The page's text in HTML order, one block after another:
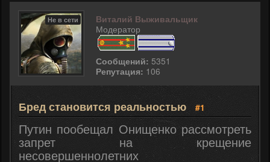
Не в сети
Виталий Выживальщик
Модератор
Сообщений: 5351
Репутация: 106
Бред становится реальностью #1
Путин пообещал Онищенко рассмотреть
запрет на крещение
несовершеннолетних